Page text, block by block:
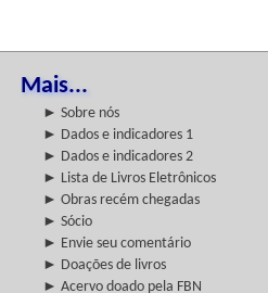
Mais...
► Sobre nós
► Dados e indicadores 1
► Dados e indicadores 2
► Lista de Livros Eletrônicos
► Obras recém chegadas
► Sócio
► Envie seu comentário
► Doações de livros
► Acervo doado pela FBN